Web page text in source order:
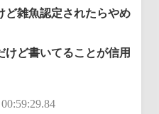
ど雑魚認定されたらやめ
ど書いてることが信用